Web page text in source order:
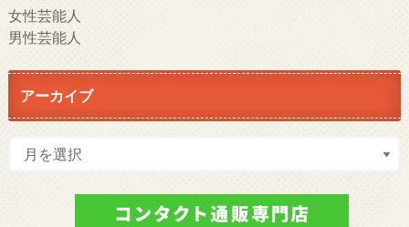
女性芸能人
男性芸能人
アーカイブ